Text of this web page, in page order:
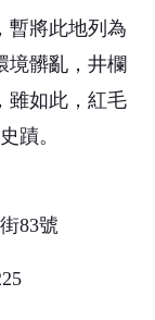
暫將此地列為
境髒亂，井欄
雖如此，紅毛
蹟。
83號